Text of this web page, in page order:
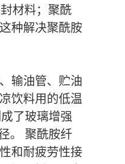
材料；聚酰
种解决聚酰胺
输油管、贮油
饮料用的低温
了玻璃增强
。 聚酰胺纤
和耐疲劳性接